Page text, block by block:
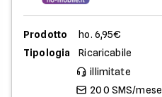
Prodotto
ho. 6,95€
Tipologia
Ricaricabile
illimitate
200 SMS/mese